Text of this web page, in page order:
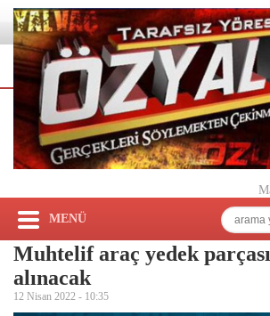
MENÜ
Muhtelif araç yedek parçası
alınacak
12 Nisan 2022 - 10:35